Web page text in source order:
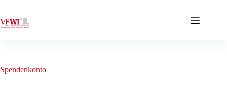
springen
Spendenkonto